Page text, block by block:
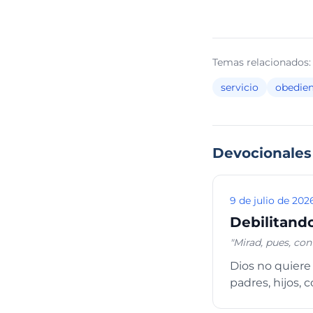
Temas relacionados:
servicio
9 de julio de
"Mirad, pues,
voluntad del
del Espíritu,
Dios no
padres, hijos,